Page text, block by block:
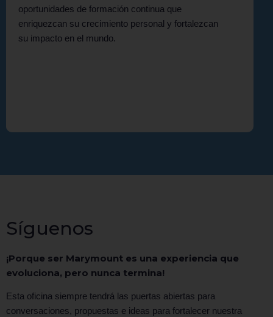
oportunidades de formación continua que
enriquezcan su crecimiento personal y fortalezcan
su impacto en el mundo.
Síguenos
¡Porque ser Marymount es una experiencia que
evoluciona, pero nunca termina!
Esta oficina siempre tendrá las puertas abiertas para
conversaciones, propuestas e ideas para fortalecer nuestra